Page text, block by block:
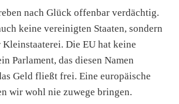
nach Glück offenbar verdächtig.
keine vereinigten Staaten, sondern
Die EU hat keine
Parlament, das diesen Namen
Geld fließt frei. Eine europäische
wir wohl nie zuwege bringen.